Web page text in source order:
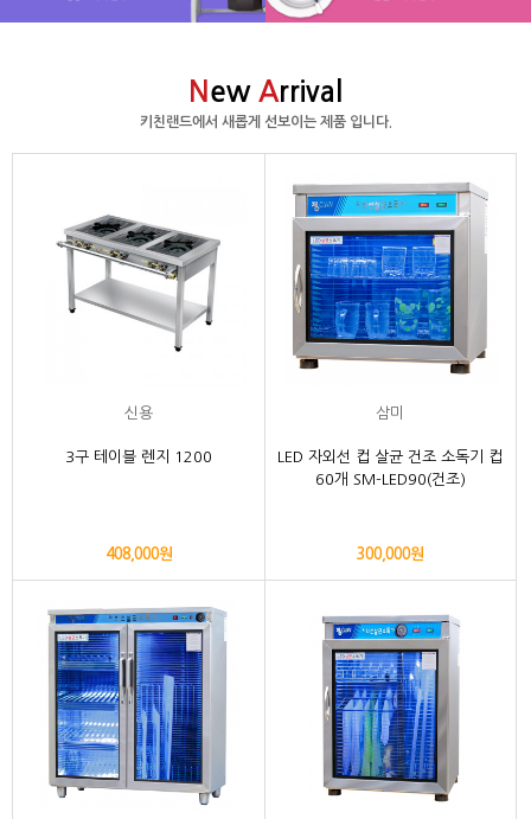
N ew Arrival
키친랜드에서 새롭게 선보이는 제품 입니다.
신용
3구 테이블 렌지 1200
408,000원
삼미
LED 자외선 컵 살균 건조 소독기 컵
60개 SM-LED90(건조)
300,000원